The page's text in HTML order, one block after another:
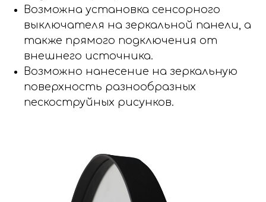
Возможна установка сенсорного
выключателя на зеркальной панели, а
также прямого подключения от
внешнего источника.
Возможно нанесение на зеркальную
поверхность разнообразных
пескоструйных рисунков.